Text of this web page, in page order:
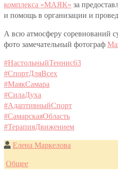
комплекса «МАЯК» за
и помощь в организации и
А всю атмосферу соревнований
фото замечательный фотограф
#НастольныйТеннис63
#СпортДляВсех
#МаякСамара
#СилаДуха
#АдаптивныйСпорт
#СамарскаяОбласть
#ТерапияДвижением
Елена Маркелова
Общее